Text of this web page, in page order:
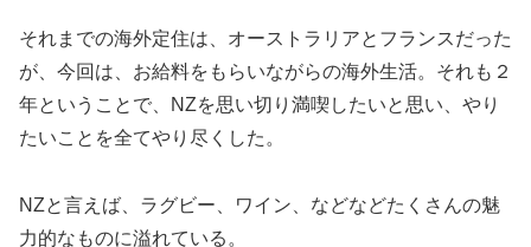
それまでの海外定住は、オーストラリアとフランスだった
が、今回は、お給料をもらいながらの海外生活。それも２
年ということで、NZを思い切り満喫したいと思い、やり
たいことを全てやり尽くした。
NZと言えば、ラグビー、ワイン、などなどたくさんの魅
力的なものに溢れている。